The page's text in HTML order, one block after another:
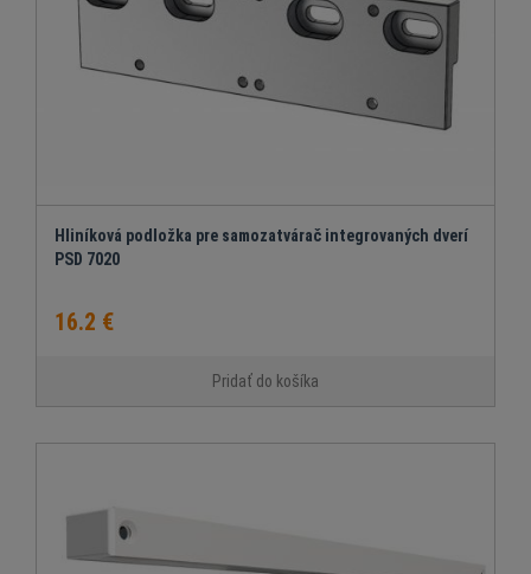
Hliníková podložka pre samozatvárač integrovaných dverí
PSD 7020
16.2 €
Pridať do košíka